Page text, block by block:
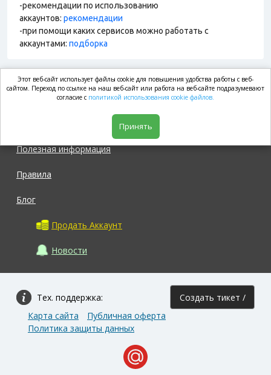
-рекомендации по использованию
аккаунтов: рекомендации
-при помощи каких сервисов можно работать с
аккаунтами: подборка
market.com
Полезная информация
Правила
Блог
Продать Аккаунт
Новости
Тех. поддержка: Создать тикет /
Карта сайта
Публичная оферта
Политика защиты данных
Этот веб-сайт использует файлы cookie для повышения удобства работы с веб-
сайтом. Переход по ссылке на наш веб-сайт или работа на веб-сайте подразумевают
согласие с политикой использования cookie файлов.
Принять